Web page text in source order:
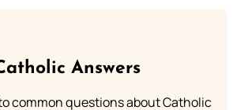
Answers
common questions about Catholic